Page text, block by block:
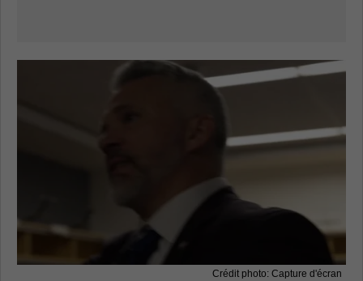
Crédit photo: Capture d'écran